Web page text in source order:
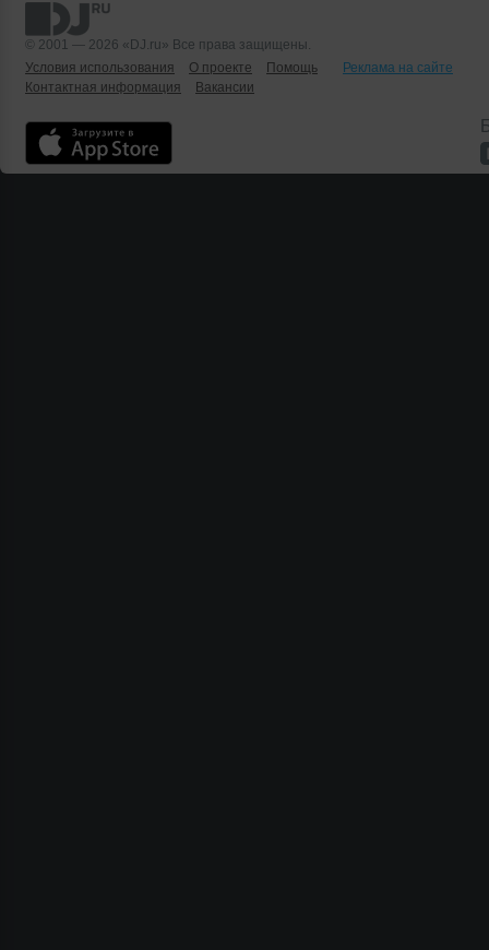
© 2001 — 2026 «DJ.ru» Все права защищены.
Условия использования
О проекте Помощь
Реклама на сайте
Контактная информация
Вакансии